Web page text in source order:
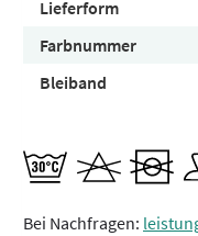
Lieferform
Farbnummer
Bleiband
Bei Nachfragen: